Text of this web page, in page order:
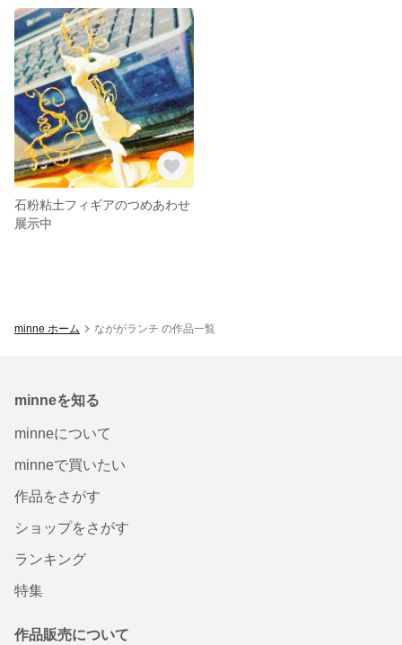
石粉粘土フィギアのつめあわせ
展示中
minne ホーム なががランチ の作品一覧
minneを知る
minneについて
minneで買いたい
作品をさがす
ショップをさがす
ランキング
特集
作品販売について